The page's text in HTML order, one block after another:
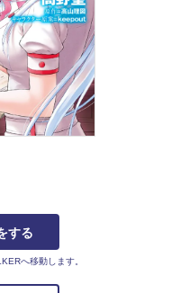
する
へ移動します。